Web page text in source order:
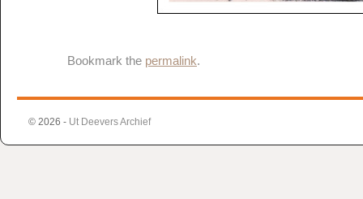
Bookmark the permalink.
© 2026 - Ut Deevers Archief